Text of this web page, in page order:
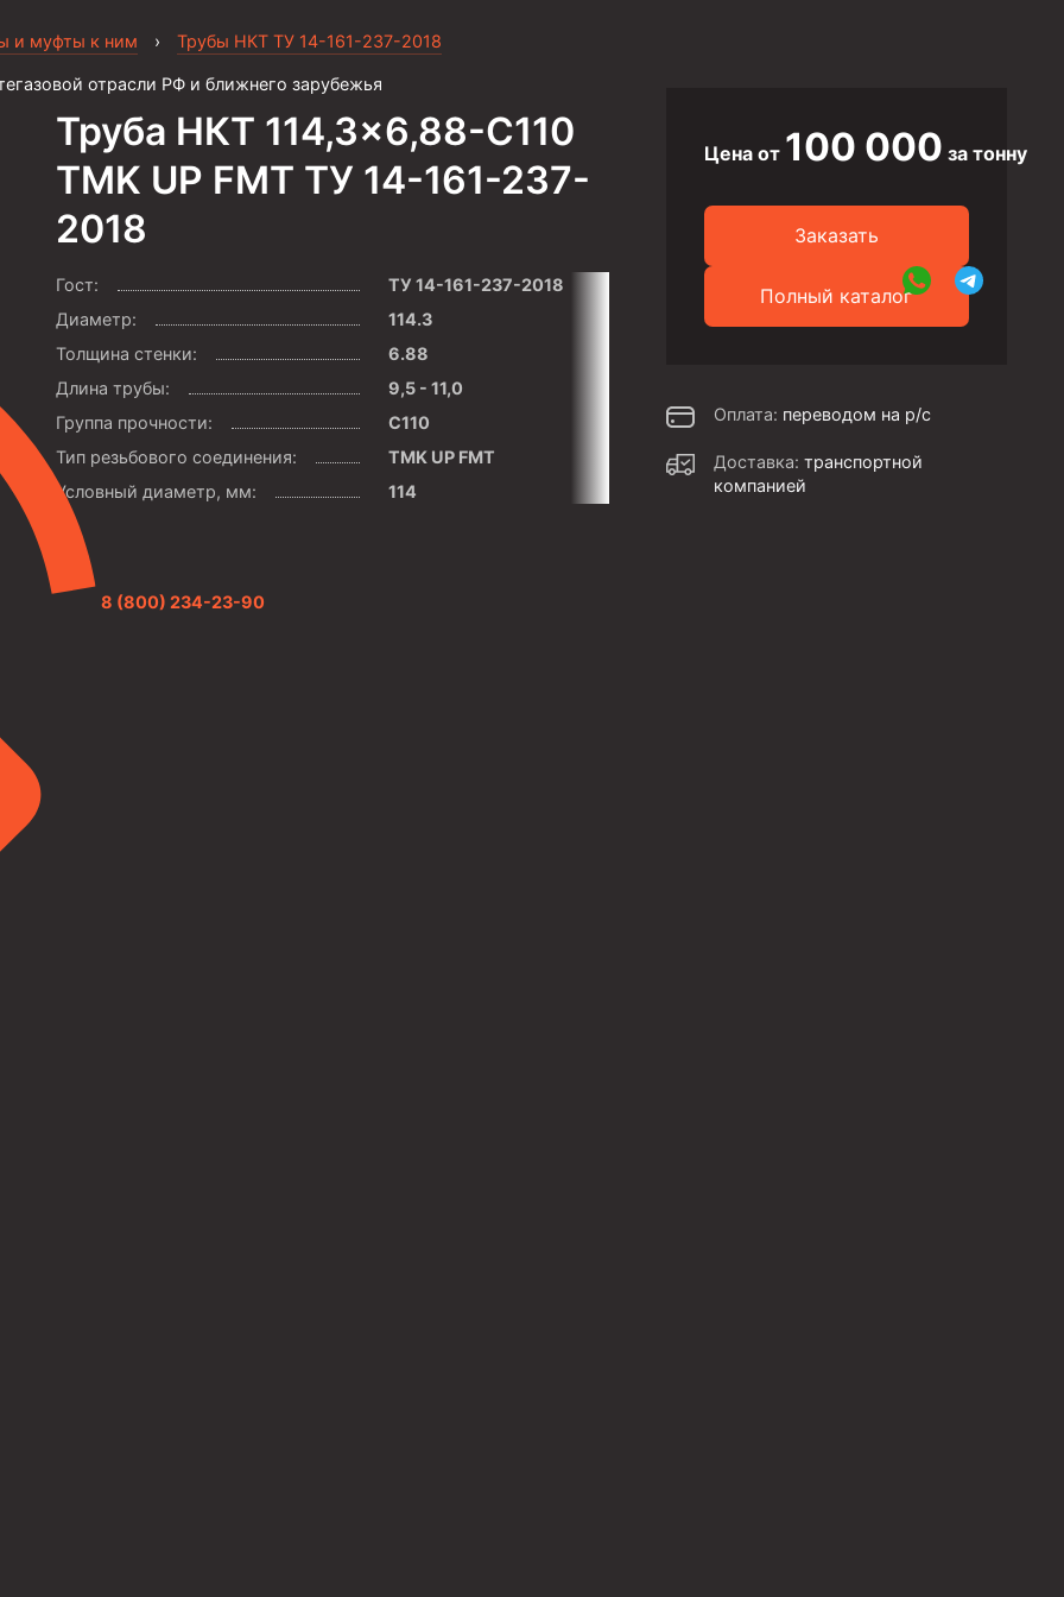
отрасли РФ и ближнего зарубежья
8 (800) 234-23-90
и муфты к ним › Трубы НКТ ТУ 14-161-237-2018
Труба НКТ 114,3×6,88-С110
TMK UP FMT ТУ 14-161-237-
2018
Гост:
ТУ 14-161-237-2018
Диаметр:
114.3
Толщина стенки:
6.88
Длина трубы:
9,5 - 11,0
Группа прочности:
С110
Тип резьбового соединения:
TMK UP FMT
Условный диаметр, мм:
114
Цена от 100 000 за тонну
Заказать
Полный каталог
Оплата: переводом на р/с
Доставка: транспортной
компанией